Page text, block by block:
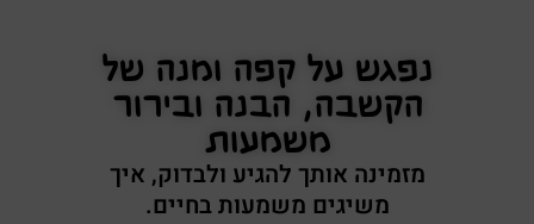
נפגש על קפה ומנה של
הקשבה, הבנה ובירור
משמעות
מזמינה אותך להגיע ולבדוק, איך
משיגים משמעות בחיים.